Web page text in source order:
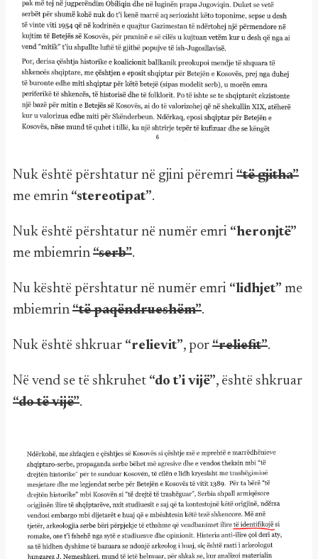
Nuk është përshtatur në gjini përemri “të gjitha”
me emrin “stereotipat”.
Nuk është përshtatur në numër emri “heronjtë”
me mbiemrin “serb”.
Nu kështë përshtatur në numër emri “lidhjet” me
mbiemrin “të paqëndrueshëm”.
Nuk është shkruar “relievit”, por “reliefit”.
Në vend se të shkruhet “do t’i vijë”, është shkruar
“do të vijë”.